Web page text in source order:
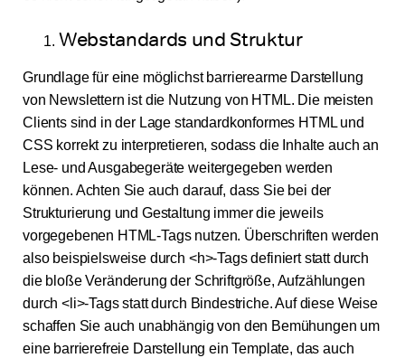
Webstandards und Struktur
Grundlage für eine möglichst barrierearme Darstellung
von Newslettern ist die Nutzung von HTML. Die meisten
Clients sind in der Lage standardkonformes HTML und
CSS korrekt zu interpretieren, sodass die Inhalte auch an
Lese- und Ausgabegeräte weitergegeben werden
können. Achten Sie auch darauf, dass Sie bei der
Strukturierung und Gestaltung immer die jeweils
vorgegebenen HTML-Tags nutzen. Überschriften werden
also beispielsweise durch <h>-Tags definiert statt durch
die bloße Veränderung der Schriftgröße, Aufzählungen
durch <li>-Tags statt durch Bindestriche. Auf diese Weise
schaffen Sie auch unabhängig von den Bemühungen um
eine barrierefreie Darstellung ein Template, das auch